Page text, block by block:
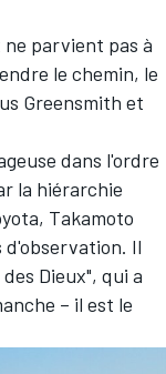
ne parvient pas à
le chemin, le
Greensmith et
dans l'ordre
la hiérarchie
Takamoto
d'observation. Il
Dieux", qui a
– il est le